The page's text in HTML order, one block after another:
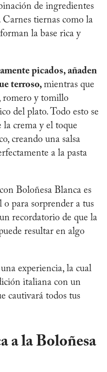
de ingredientes
Carnes tiernas como la
la base rica y
picados, añaden
terroso, mientras que
romero y tomillo
del plato. Todo esto se
la crema y el toque
creando una salsa
a la pasta
Boloñesa Blanca es
o para sorprender a tus
recordatorio de que la
resultar en algo
experiencia, la cual
italiana con un
cautivará todos tus
a la Boloñesa